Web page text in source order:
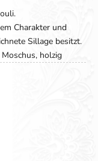
Charakter und
Sillage besitzt.
holzig